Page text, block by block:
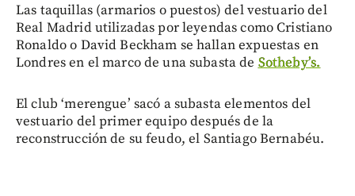
Las taquillas (armarios o puestos) del vestuario del
Real Madrid utilizadas por leyendas como Cristiano
Ronaldo o David Beckham se hallan expuestas en
Londres en el marco de una subasta de Sotheby’s.
El club ‘merengue’ sacó a subasta elementos del
vestuario del primer equipo después de la
reconstrucción de su feudo, el Santiago Bernabéu.